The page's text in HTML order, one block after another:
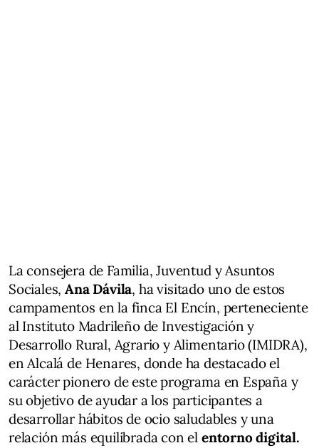
La consejera de Familia, Juventud y Asuntos
Sociales,Ana Dávila, ha visitado uno de estos
campamentos en la finca El Encín, perteneciente
al Instituto Madrileño de Investigación y
Desarrollo Rural, Agrario y Alimentario (IMIDRA),
en Alcalá de Henares, donde ha destacado el
carácter pionero de este programa en España y
su objetivo de ayudar a los participantes a
desarrollar hábitos de ocio saludables y una
relación más equilibrada con el entorno digital.